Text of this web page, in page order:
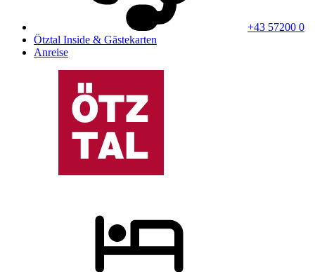
+43 57200 0
Ötztal Inside & Gästekarten
Anreise